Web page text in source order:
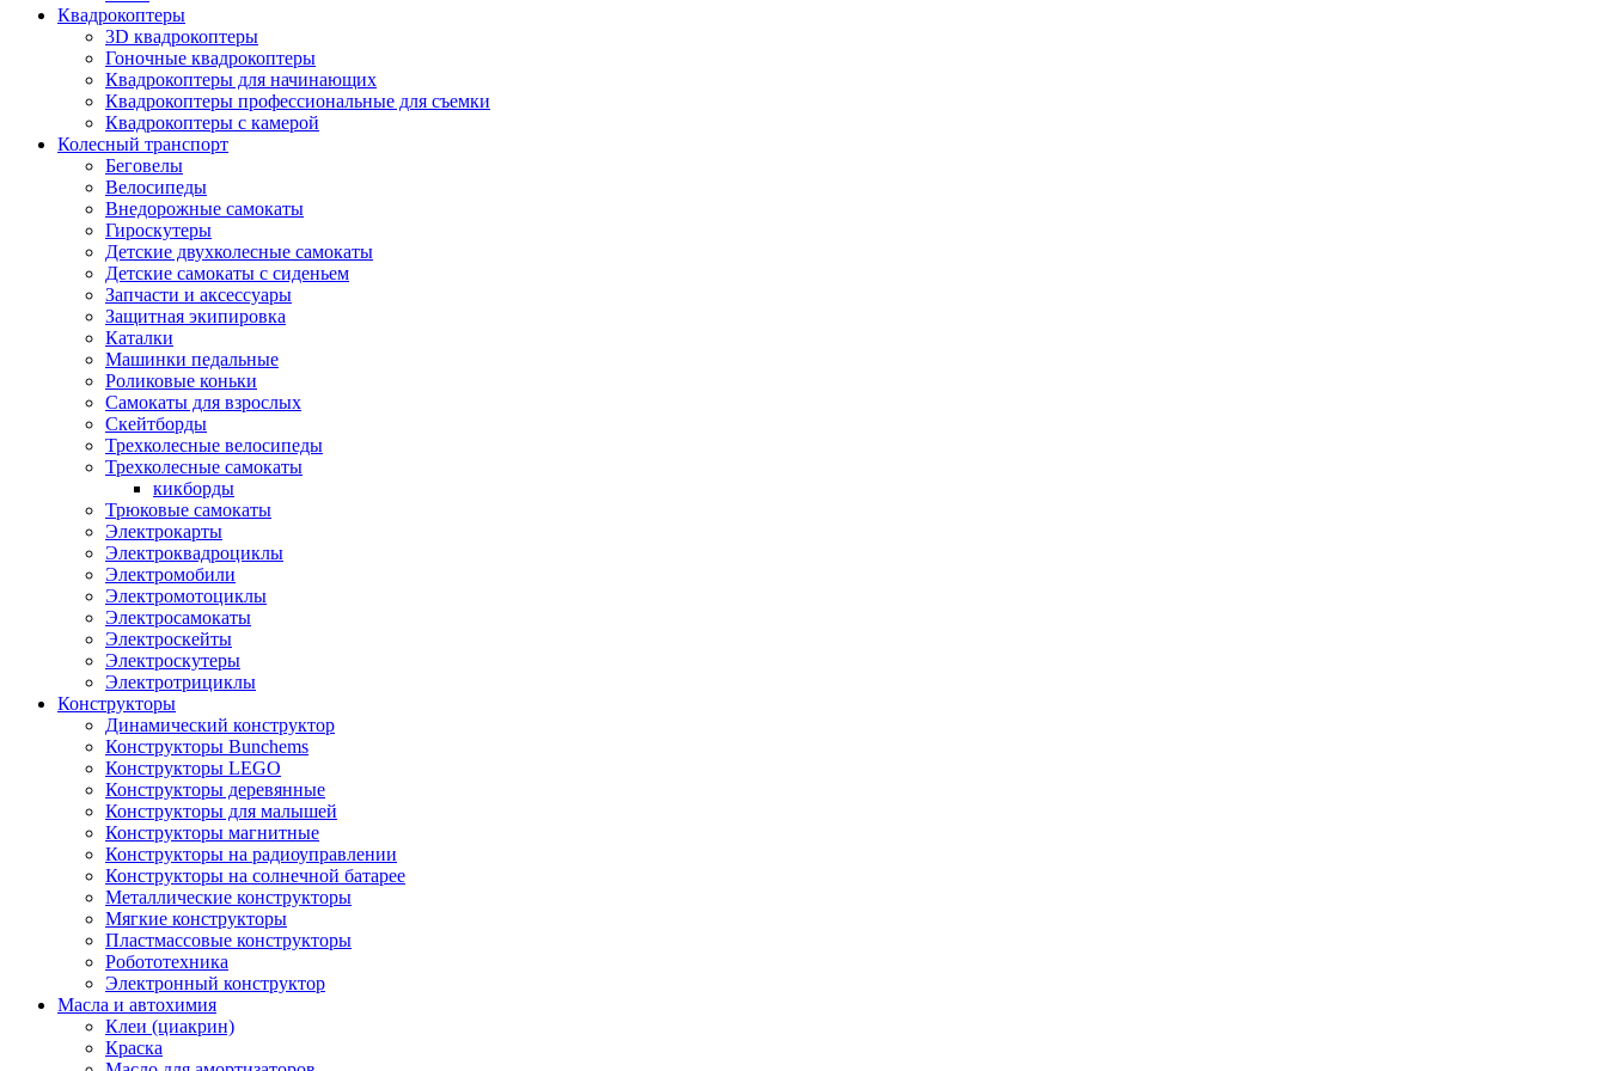
Квадрокоптеры
3D квадрокоптеры
Гоночные квадрокоптеры
Квадрокоптеры для начинающих
Квадрокоптеры профессиональные для съемки
Квадрокоптеры с камерой
Колесный транспорт
Беговелы
Велосипеды
Внедорожные самокаты
Гироскутеры
Детские двухколесные самокаты
Детские самокаты с сиденьем
Запчасти и аксессуары
Защитная экипировка
Каталки
Машинки педальные
Роликовые коньки
Самокаты для взрослых
Скейтборды
Трехколесные велосипеды
Трехколесные самокаты
кикборды
Трюковые самокаты
Электрокарты
Электроквадроциклы
Электромобили
Электромотоциклы
Электросамокаты
Электроскейты
Электроскутеры
Электротрициклы
Конструкторы
Динамический конструктор
Конструкторы Bunchems
Конструкторы LEGO
Конструкторы деревянные
Конструкторы для малышей
Конструкторы магнитные
Конструкторы на радиоуправлении
Конструкторы на солнечной батарее
Металлические конструкторы
Мягкие конструкторы
Пластмассовые конструкторы
Робототехника
Электронный конструктор
Масла и автохимия
Клеи (циакрин)
Краска